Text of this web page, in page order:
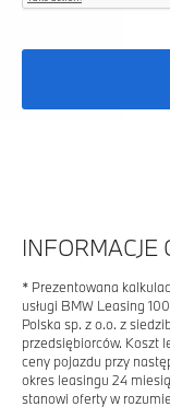
* Prezentowana
usługi BMW Leasing
Polska sp. z o.o. z
przedsiębiorców. Koszt
ceny pojazdu przy
okres leasingu 24
stanowi oferty w